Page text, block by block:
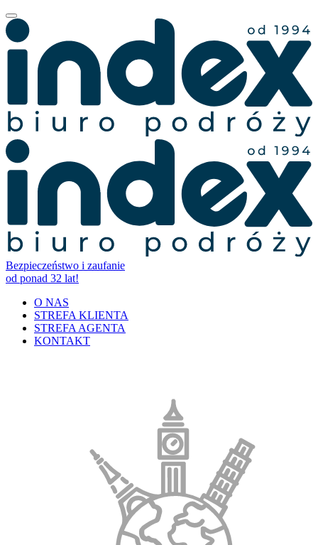
Bezpieczeństwo i zaufanie
od ponad 32 lat!
O NAS
STREFA KLIENTA
STREFA AGENTA
KONTAKT